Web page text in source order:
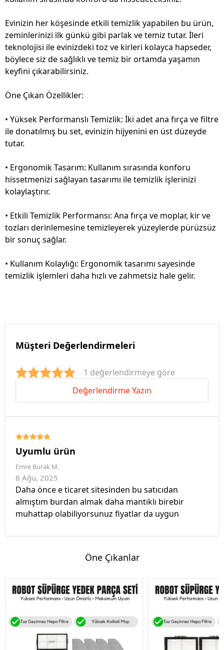
Evinizin her köşesinde etkili temizlik yapabilen bu ürün,
zeminlerinizi ilk günkü gibi parlak ve temiz tutar. İleri
teknolojisi ile evinizdeki toz ve kirleri kolayca hapseder,
böylece siz de sağlıklı ve temiz bir ortamda yaşamın
keyfini çıkarabilirsiniz.
Öne Çıkan Özellikler:
• Yüksek Performanslı Temizlik: İki adet ana fırça ve filtre
ile donatılmış bu set, evinizin hijyenini en üst düzeyde
tutar.
• Ergonomik Tasarım: Kullanım sırasında konforu
hissetmenizi sağlayan tasarımı ile temizlik işlerinizi
kolaylaştırır.
• Etkili Temizlik Performansı: Ana fırça ve moplar, kir ve
tozları derinlemesine temizleyerek yüzeylerde pürüzsüz
bir sonuç sağlar.
• Kullanım Kolaylığı: Ergonomik tasarımı sayesinde
temizlik işlemleri daha hızlı ve zahmetsiz hale gelir.
Müşteri Değerlendirmeleri
1 değerlendirmeye göre
Değerlendirme Yazın
Uyumlu ürün
Emre Burak M.
8 Ağu, 2025
Daha önce e ticaret sitesinden bu satıcıdan
almıştım burdan almak daha mantıklı birebir
muhattap olabiliyorsunuz fiyatlar da uygun
Öne Çıkanlar